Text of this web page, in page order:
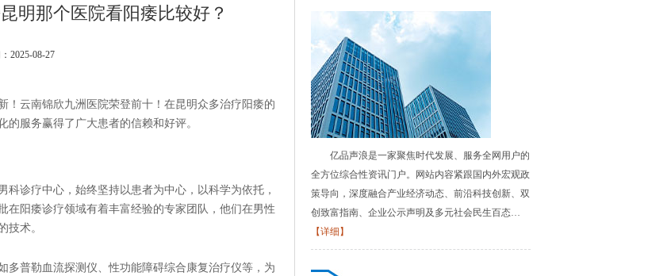
明那个医院看阳痿比较好？
2025-08-27
云南锦欣九洲医院荣登前十！在昆明众多治疗阳痿的
服务赢得了广大患者的信赖和好评。
诊疗中心，始终坚持以患者为中心，以科学为依托，
在阳痿诊疗领域有着丰富经验的专家团队，他们在男性
技术。
普勒血流探测仪、性功能障碍综合康复治疗仪等，为
亿品声浪是一家聚焦时代发展、服务全网用户的
全方位综合性资讯门户。网站内容紧跟国内外宏观政
策导向，深度融合产业经济动态、前沿科技创新、双
创致富指南、企业公示声明及多元社会民生百态…
【详细】